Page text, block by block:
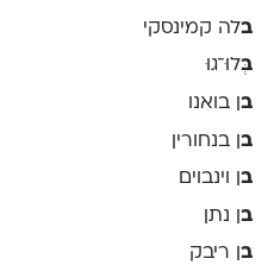
בלה קמינסקי
בְּלוּ־גוּ
בן בואנו
בן בנחורין
בן וינבוים
בן נתן
בן ריבק